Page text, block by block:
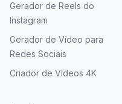
Gerador de Reels do
Instagram
Gerador de Vídeo para
Redes Sociais
Criador de Vídeos 4K